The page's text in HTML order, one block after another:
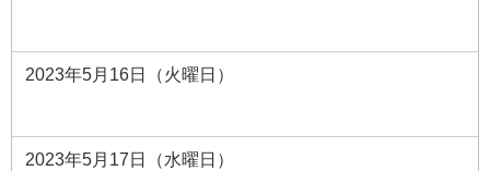
2023年5月16日（火曜日）
2023年5月17日（水曜日）